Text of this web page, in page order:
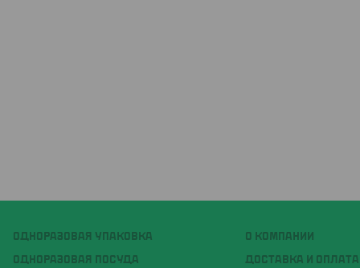
ОДНОРАЗОВАЯ УПАКОВКА
ОДНОРАЗОВАЯ ПОСУДА
О КОМПАНИИ
ДОСТАВКА И ОПЛАТА